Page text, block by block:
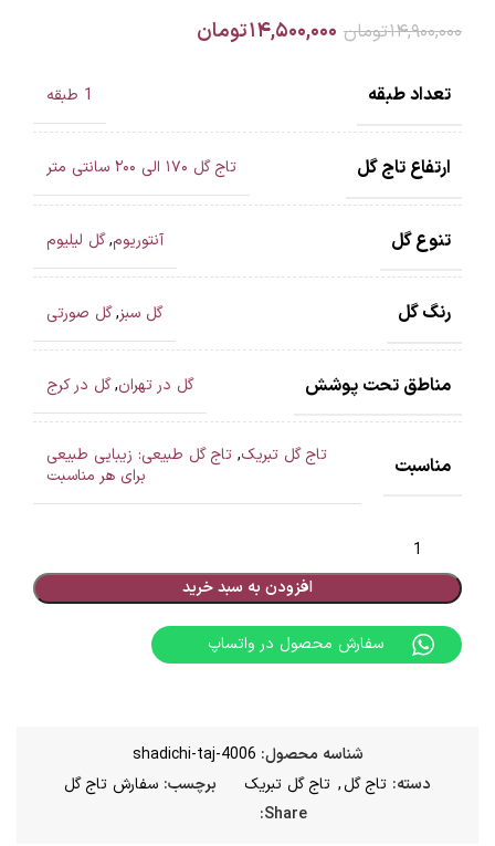
۱۴,۹۰۰,۰۰۰تومان ۱۴,۵۰۰,۰۰۰تومان
تعداد طبقه 1 طبقه
ارتفاع تاج گل تاج گل ۱۷۰ الی ۲۰۰ سانتی متر
تنوع گل آنتوریوم,گل لیلیوم
رنگ گل گل سبز,گل صورتی
مناطق تحت پوشش گل در تهران,گل در کرج
مناسبت تاج گل تبریک, تاج گل طبیعی: زیبایی طبیعی
برای هر مناسبت
افزودن به سبد خرید
سفارش محصول در واتساپ
شناسه محصول: shadichi-taj-4006
دسته: تاج گل, تاج گل تبریک برچسب: سفارش تاج گل
Share: